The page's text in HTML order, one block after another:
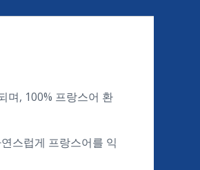
며, 100% 프랑스어 환
스럽게 프랑스어를 익